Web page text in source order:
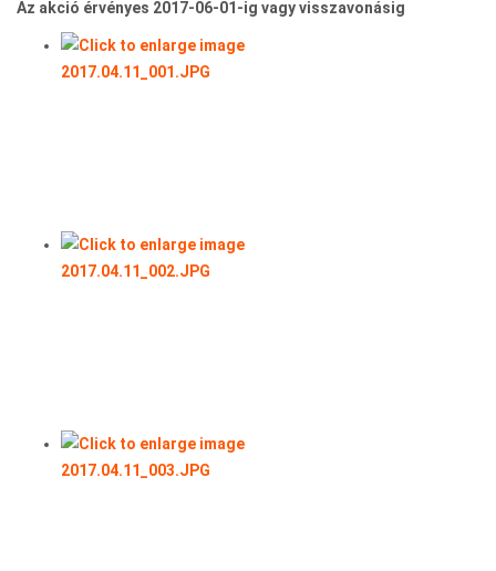
Az akció érvényes 2017-06-01-ig vagy visszavonásig